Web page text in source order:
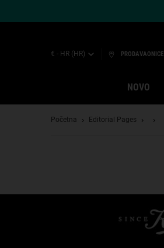
€ - HR (HR) PRODAVAONICE
NOVO
Početna
Editorial Pages